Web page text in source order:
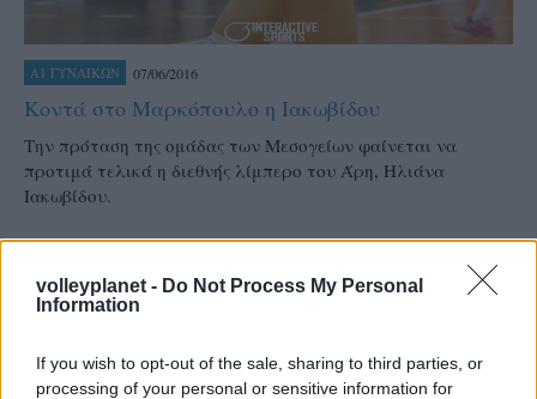
volleyplanet - Do Not Process My Personal
Information
If you wish to opt-out of the sale, sharing to third parties, or
processing of your personal or sensitive information for
Α1 ΓΥΝΑΙΚΩΝ 07/06/2016
Κοντά στο Μαρκόπουλο η Ιακωβίδου
Την πρόταση της ομάδας των Μεσογείων φαίνεται να
προτιμά τελικά η διεθνής λίμπερο του Άρη, Ηλιάνα
Ιακωβίδου.